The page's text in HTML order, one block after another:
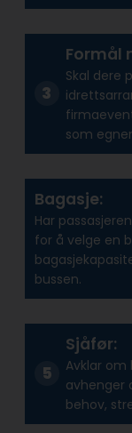
Formål
Skal dere
som
Bagasje:
Har
for å velge en
bussen.
Sjåfør:
Avklar om
avhenger
behov,